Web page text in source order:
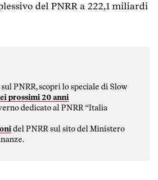
del PNRR a 222,1 miliardi
PNRR, scopri lo speciale di Slow
prossimi 20 anni
dedicato al PNRR “Italia
del PNRR sul sito del Ministero